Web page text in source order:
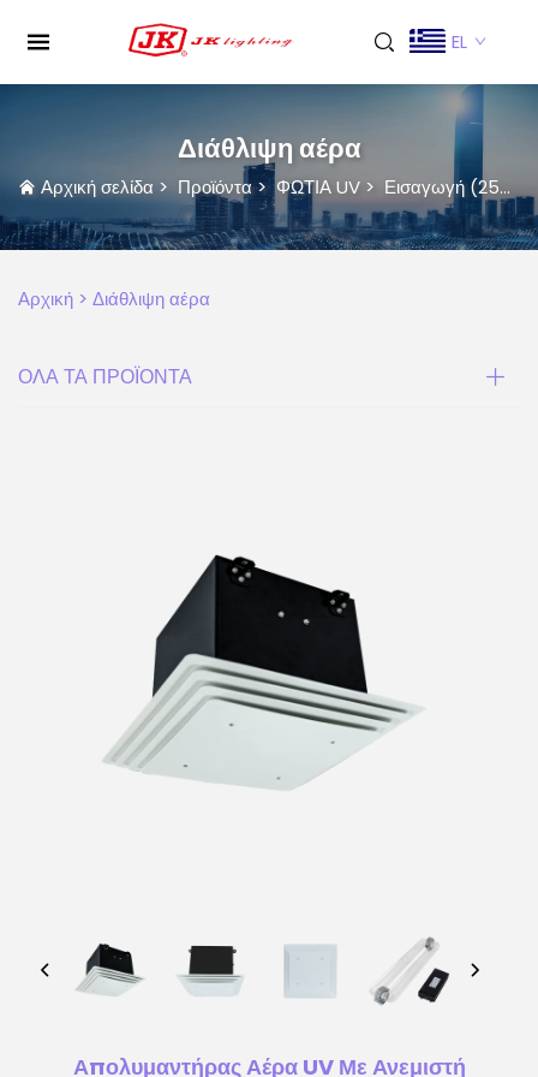
EL
Διάθλιψη αέρα
Αρχική σελίδα > Προϊόντα> ΦΩΤΙΑ UV > Εισαγωγή (253.7nm)
Αρχική > Διάθλιψη αέρα
ΟΛΑ ΤΑ ΠΡΟΪΟΝΤΑ
Απολυμαντήρας Αέρα UV Με Ανεμιστή